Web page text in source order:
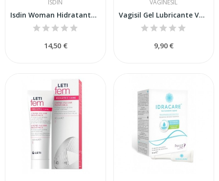
ISDIN
Isdin Woman Hidratante Vulvar 30g
14,50 €
VAGINESIL
Vagisil Gel Lubricante Vaginal 30 gr
9,90 €